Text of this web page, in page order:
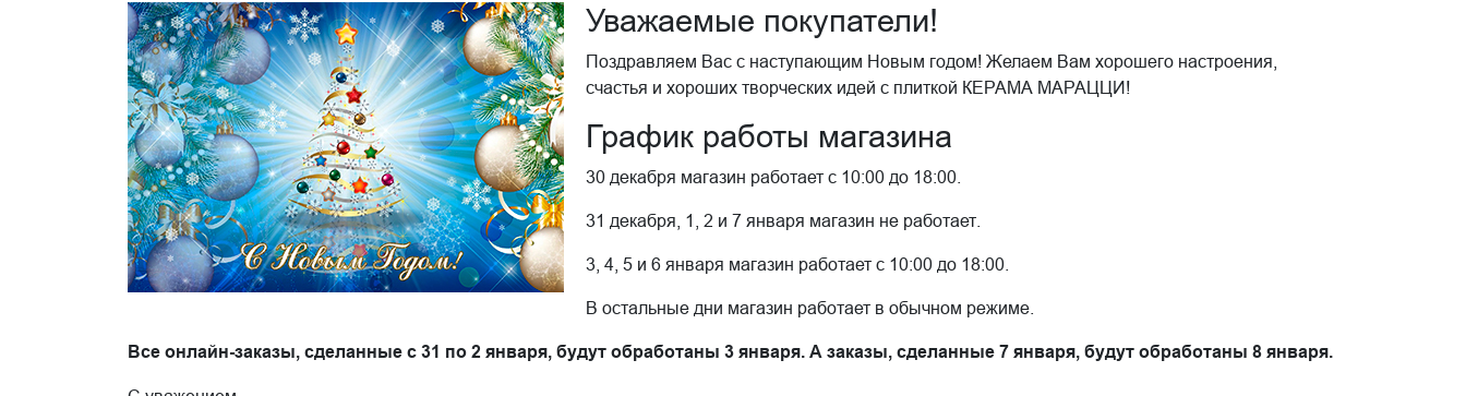
Уважаемые покупатели!
Поздравляем Вас с наступающим Новым годом! Желаем Вам хорошего настроения,
счастья и хороших творческих идей с плиткой КЕРАМА МАРАЦЦИ!
График работы магазина
30 декабря магазин работает с 10:00 до 18:00.
31 декабря, 1, 2 и 7 января магазин не работает.
3, 4, 5 и 6 января магазин работает с 10:00 до 18:00.
В остальные дни магазин работает в обычном режиме.
Все онлайн-заказы, сделанные с 31 по 2 января, будут обработаны 3 января. А заказы, сделанные 7 января, будут обработаны 8 января.